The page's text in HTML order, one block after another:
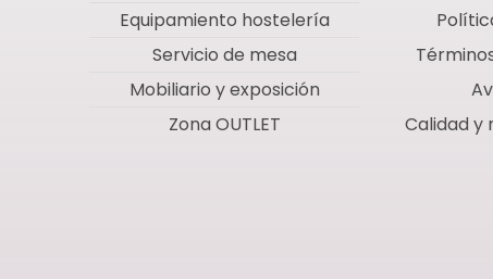
Equipamiento hostelería
Servicio de mesa
Mobiliario y exposición
Zona OUTLET
Calidad y